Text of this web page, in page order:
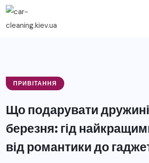
ПРИВІТАННЯ
Що подарувати
березня: гід
від романтики до